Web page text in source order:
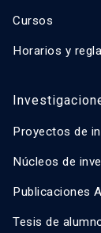
Cursos
Horarios y
Proyectos de
Núcleos de
Publicaciones
Tesis de